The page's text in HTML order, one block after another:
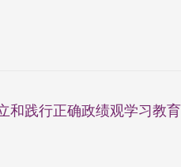
和践行正确政绩观学习教育